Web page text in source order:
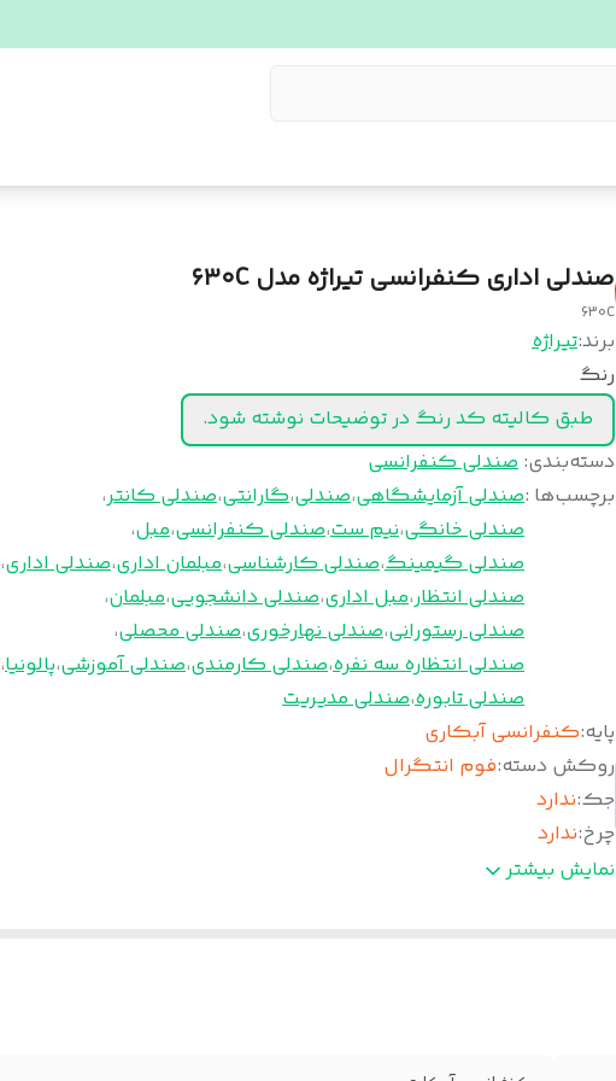
صندلی اداری کنفرانسی تیراژه مدل ۶۳۰C
630C
برند:تیراژه
رنگ
طبق کالیته کد رنگ در توضیحات نوشته شود.
دسته‌بندی: صندلی کنفرانسی
برچسب‌ها :صندلی آزمایشگاهی،صندلی،گارانتی،صندلی کانتر،
صندلی خانگی،نیم ست،صندلی کنفرانسی،مبل،
صندلی گیمینگ،صندلی کارشناسی،مبلمان اداری،صندلی اداری،
صندلی انتظار،مبل اداری،صندلی دانشجویی،مبلمان،
صندلی رستورانی،صندلی نهارخوری،صندلی محصلی،
صندلی انتظاره سه نفره،صندلی کارمندی،صندلی آموزشی،پالونیا،
صندلی تابوره،صندلی مدیریت
پایه:کنفرانسی آبکاری
روکش دسته:فوم انتگرال
جک:ندارد
چرخ:ندارد
فوم:سرد
نمایش بیشتر